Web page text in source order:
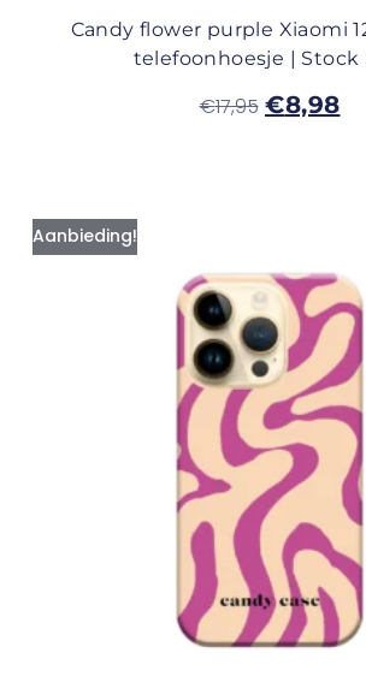
Candy flower purple Xiaomi
telefoonhoesje | Stock
€17,95 €8,98
Aanbieding!